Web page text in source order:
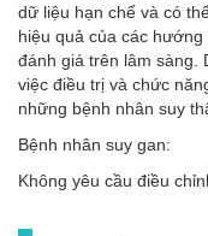
dữ liệu hạn chế và có
hiệu quả của các
đánh giá trên lâm sàng.
việc điều trị và chức
những bệnh nhân suy
Bệnh nhân suy gan:
Không yêu cầu điều